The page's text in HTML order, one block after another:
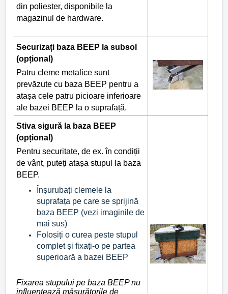
din poliester, disponibile la
magazinul de hardware.
Securizați baza BEEP la subsol
(opțional)
Patru cleme metalice sunt
prevăzute cu baza BEEP pentru a
atașa cele patru picioare inferioare
ale bazei BEEP la o suprafață.
Stiva sigură la baza BEEP
(opțional)
Pentru securitate, de ex. în condiții
de vânt, puteți atașa stupul la baza
BEEP.
Înșurubați clemele la
suprafața pe care se sprijină
baza BEEP (vezi imaginile de
mai sus)
Folosiți o curea peste stupul
complet și fixați-o pe partea
superioară a bazei BEEP
Fixarea stupului pe baza BEEP nu
influențează măsurătorile de